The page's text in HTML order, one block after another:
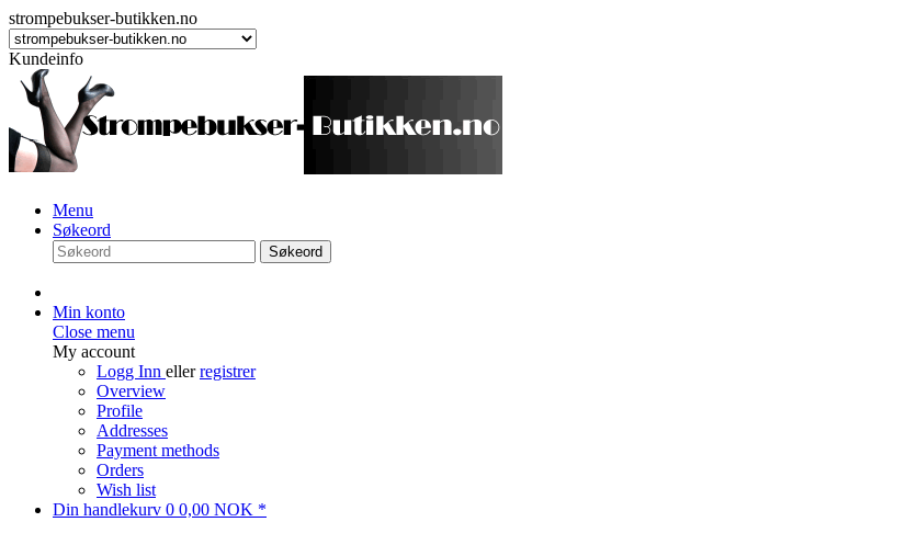
strompebukser-butikken.no
Kundeinfo
Menu
Søkeord
Søkeord
Min konto
Close menu
My account
Logg Inn ellerregistrer
Overview
Profile
Addresses
Payment methods
Orders
Wish list
Din handlekurv 0 0,00 NOK *